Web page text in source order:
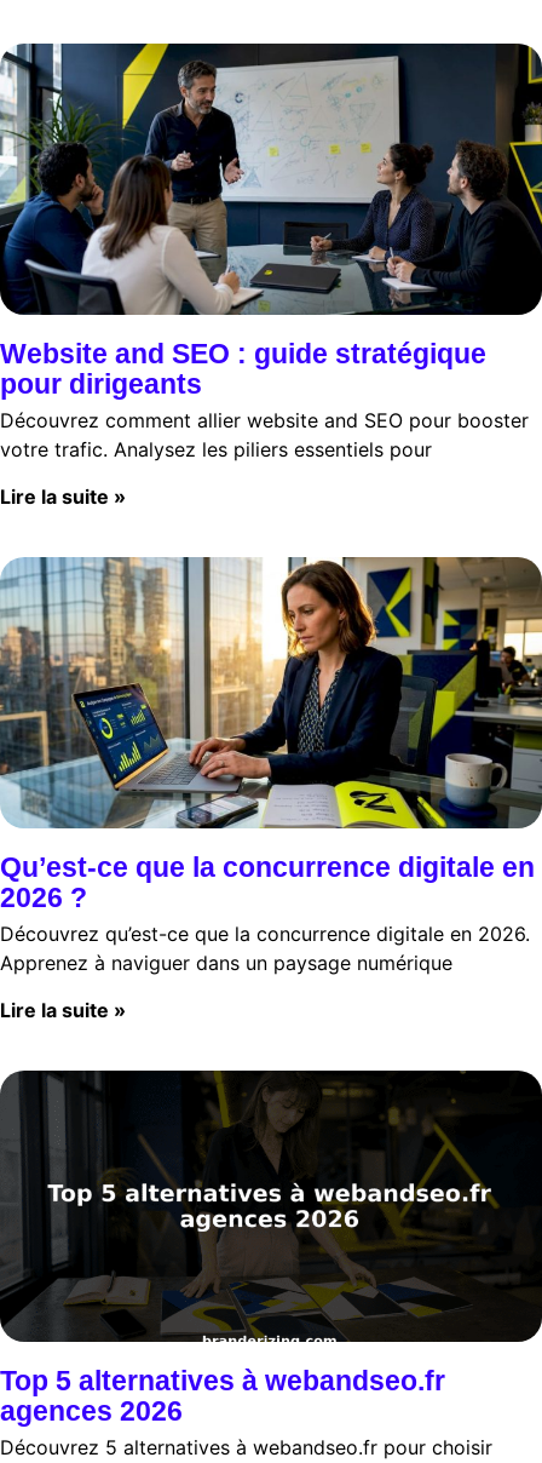
Website and SEO : guide stratégique
pour dirigeants
Découvrez comment allier website and SEO pour booster
votre trafic. Analysez les piliers essentiels pour
Lire la suite »
Qu’est-ce que la concurrence digitale en
2026 ?
Découvrez qu’est-ce que la concurrence digitale en 2026.
Apprenez à naviguer dans un paysage numérique
Lire la suite »
Top 5 alternatives à webandseo.fr
agences 2026
Découvrez 5 alternatives à webandseo.fr pour choisir